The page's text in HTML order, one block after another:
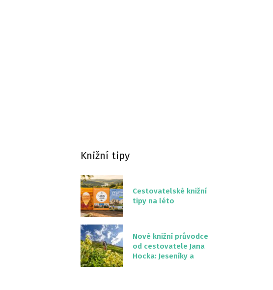
Knižní tipy
Cestovatelské knižní
tipy na léto
Nové knižní průvodce
od cestovatele Jana
Hocka: Jeseníky a